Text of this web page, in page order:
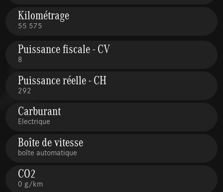
Kilométrage
55 575
Puissance fiscale - CV
8
Puissance réelle - CH
292
Carburant
Electrique
Boîte de vitesse
boîte automatique
CO2
0 g/km